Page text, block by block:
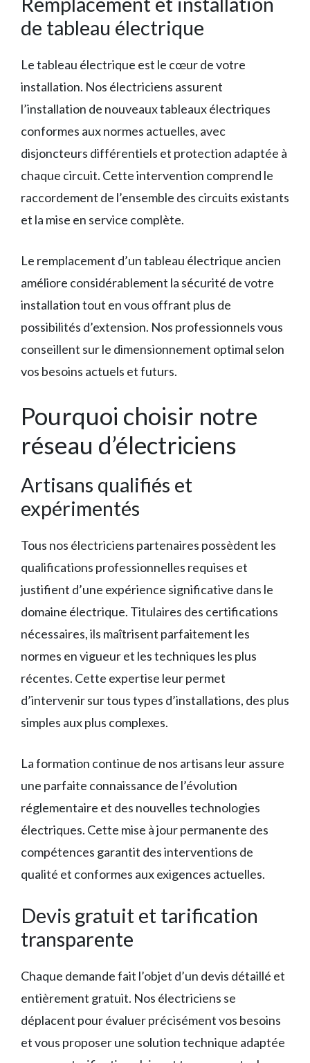
de tableau électrique
Le tableau électrique est le cœur de votre
installation. Nos électriciens assurent
l’installation de nouveaux tableaux électriques
conformes aux normes actuelles, avec
disjoncteurs différentiels et protection adaptée à
chaque circuit. Cette intervention comprend le
raccordement de l’ensemble des circuits existants
et la mise en service complète.
Le remplacement d’un tableau électrique ancien
améliore considérablement la sécurité de votre
installation tout en vous offrant plus de
possibilités d’extension. Nos professionnels vous
conseillent sur le dimensionnement optimal selon
vos besoins actuels et futurs.
Pourquoi choisir notre
réseau d’électriciens
Artisans qualifiés et
expérimentés
Tous nos électriciens partenaires possèdent les
qualifications professionnelles requises et
justifient d’une expérience significative dans le
domaine électrique. Titulaires des certifications
nécessaires, ils maîtrisent parfaitement les
normes en vigueur et les techniques les plus
récentes. Cette expertise leur permet
d’intervenir sur tous types d’installations, des plus
simples aux plus complexes.
La formation continue de nos artisans leur assure
une parfaite connaissance de l’évolution
réglementaire et des nouvelles technologies
électriques. Cette mise à jour permanente des
compétences garantit des interventions de
qualité et conformes aux exigences actuelles.
Devis gratuit et tarification
transparente
Chaque demande fait l’objet d’un devis détaillé et
entièrement gratuit. Nos électriciens se
déplacent pour évaluer précisément vos besoins
et vous proposer une solution technique adaptée